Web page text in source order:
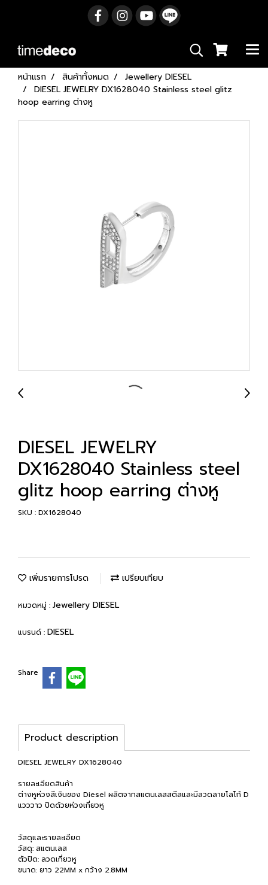
หน้าแรก สินค้าทั้งหมด
Jewellery DIESEL
DIESEL JEWELRY DX1628040 Stainless steel glitz
hoop earring ต่างหู
DIESEL JEWELRY
DX1628040 Stainless steel
glitz hoop earring ต่างหู
SKU : DX1628040
เพิ่มรายการโปรด เปรียบเทียบ
หมวดหมู่ : Jewellery DIESEL
แบรนด์ : DIESEL
Share
Product description
DIESEL JEWELRY DX1628040
รายละเอียดสินค้า
ต่างหูห่วงสีเงินของ Diesel ผลิตจากสแตนเลสสตีลและมีลวดลายโลโก้ D
แวววาว ปิดด้วยห่วงเกี่ยวหู
วัสดุและรายละเอียด
วัสดุ: สแตนเลส
ตัวปิด: ลวดเกี่ยวหู
ขนาด: ยาว 22MM x กว้าง 2.8MM